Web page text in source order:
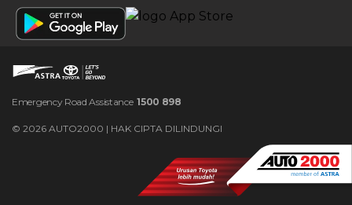
Emergency Road Assistance 1500 898
© 2026 AUTO2000 | HAK CIPTA DILINDUNGI